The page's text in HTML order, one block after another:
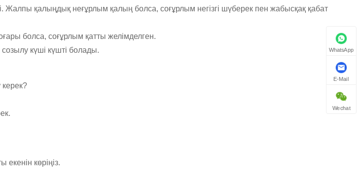
қалыңдық неғұрлым қалың болса, соғұрлым негізгі шүберек пен жабысқақ қабат
болса, соғұрлым қатты желімделген.
күші күшті болады.
көріңіз.
WhatsApp
E-Mail
Wechat